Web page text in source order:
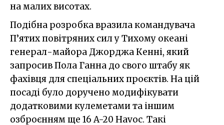
на малих висотах.
Подібна розробка вразила командувача
П’ятих повітряних сил у Тихому океані
генерал-майора Джорджа Кенні, який
запросив Пола Ганна до свого штабу як
фахівця для спеціальних проєктів. На цій
посаді було доручено модифікувати
додатковими кулеметами та іншим
озброєнням ще 16 A-20 Havoc. Такі